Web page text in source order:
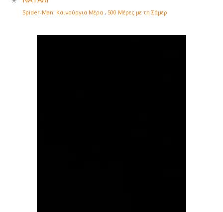
Spider-Man: Καινούργια Μέρα , 500 Μέρες με τη Σάμερ